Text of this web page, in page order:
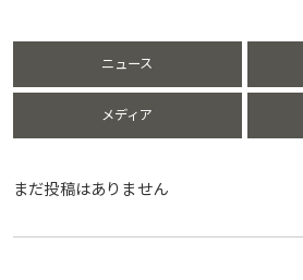
ニュース
メディア
まだ投稿はありません